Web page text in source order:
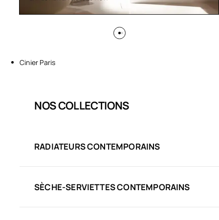
Cinier Paris
NOS COLLECTIONS
RADIATEURS CONTEMPORAINS
SÈCHE-SERVIETTES CONTEMPORAINS